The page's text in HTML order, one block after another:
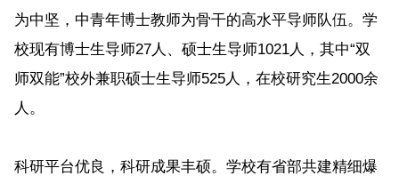
为中坚，中青年博士教师为骨干的高水平导师队伍。学
校现有博士生导师27人、硕士生导师1021人，其中“双
师双能”校外兼职硕士生导师525人，在校研究生2000余
人。
科研平台优良，科研成果丰硕。学校有省部共建精细爆